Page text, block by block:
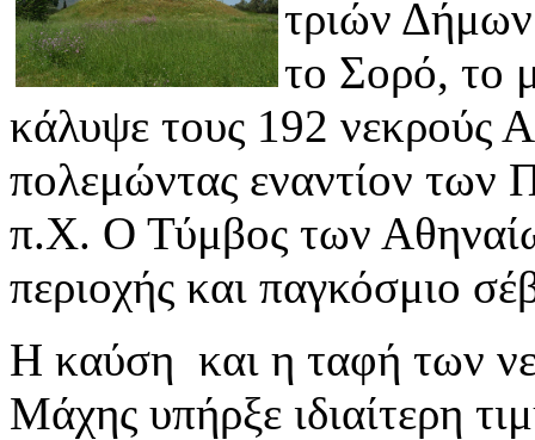
τριών Δήμων
το Σορό, το
κάλυψε τους 192 νεκρούς
πολεμώντας εναντίον των
π.Χ. Ο Τύμβος των
περιοχής και παγκόσμιο
Η καύση και η ταφή των
Μάχης υπήρξε ιδιαίτερη